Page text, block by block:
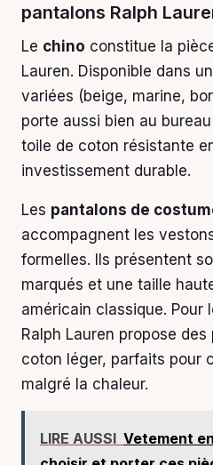
pantalons Ralph
Le chino constitue la
Lauren. Disponible dans
variées (beige, marine,
porte aussi bien au
toile de coton résistante
investissement durable.
Les pantalons de
accompagnent les
formelles. Ils présentent
marqués et une taille
américain classique. Pour
Ralph Lauren propose
coton léger, parfaits pour
malgré la chaleur.
LIRE AUSSI Vetement